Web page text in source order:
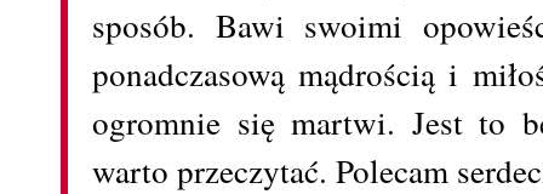
sposób. Bawi swoimi
ponadczasową mądrością i
ogromnie się martwi. Jest to
warto przeczytać. Polecam